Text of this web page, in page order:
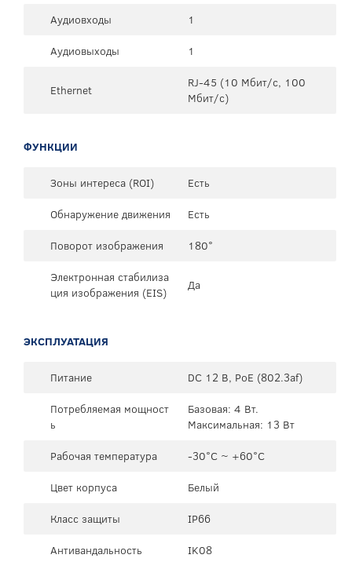
Аудиовходы
1
Аудиовыходы
1
Ethernet
RJ-45 (10 Мбит/с, 100
Мбит/с)
ФУНКЦИИ
Зоны интереса (ROI)
Есть
Обнаружение движения
Есть
Поворот изображения
180°
Электронная стабилиза
ция изображения (EIS)
Да
ЭКСПЛУАТАЦИЯ
Питание
DC 12 В, PoE (802.3af)
Потребляемая мощност
ь
Базовая: 4 Вт.
Максимальная: 13 Вт
Рабочая температура
-30°C ~ +60°C
Цвет корпуса
Белый
Класс защиты
IP66
Антивандальность
IK08